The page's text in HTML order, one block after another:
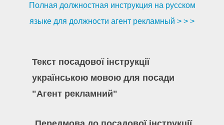
Полная должностная инструкция на русском
языке для должности агент рекламный > > >
Текст посадової інструкції
українською мовою для посади
"Агент рекламний"